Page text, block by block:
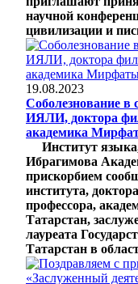
научной
цивилизации и
19.08.2023
Соболезнование в
ИЯЛИ, доктора
академика
Институт
Ибрагимова
прискорбием
института,
профессора,
Татарстан,
лауреата
Татарстан в